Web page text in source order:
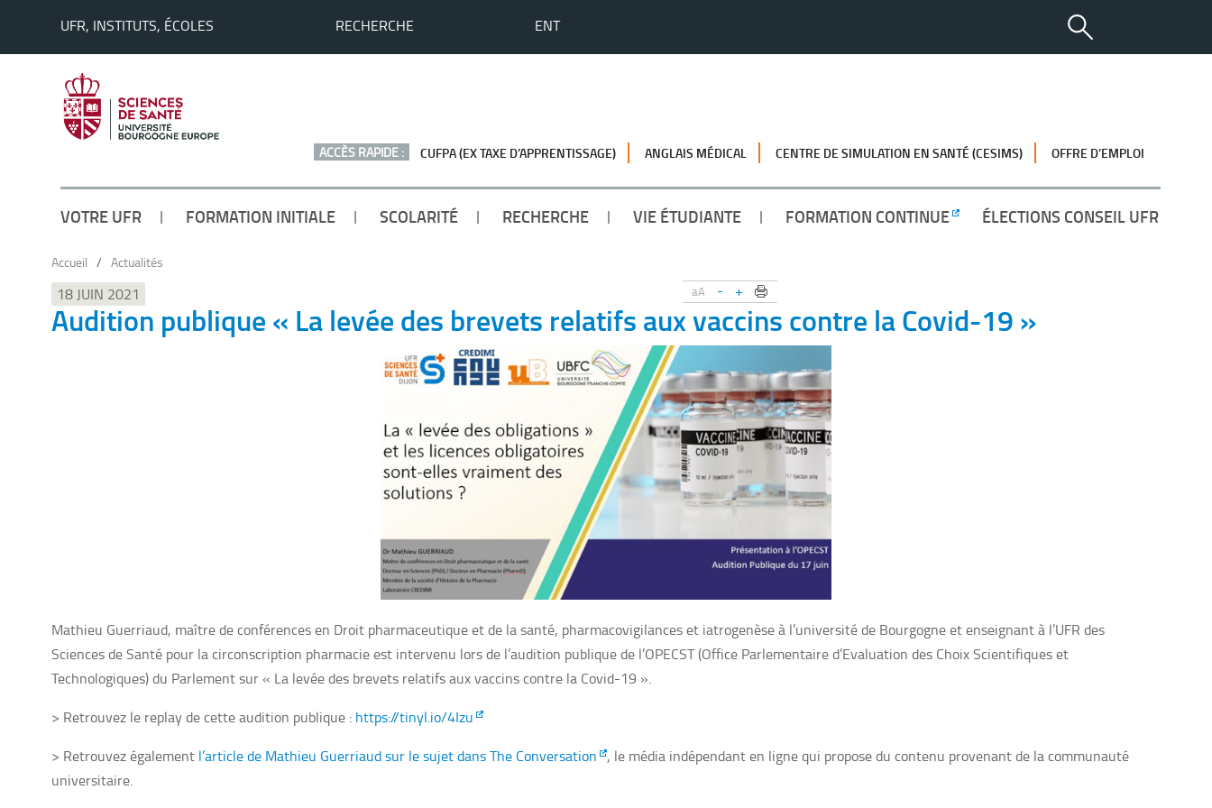
UFR, INSTITUTS, ÉCOLES RECHERCHE ENT
ACCÈS RAPIDE : CUFPA (EX TAXE D’APPRENTISSAGE) ANGLAIS MÉDICAL CENTRE DE SIMULATION EN SANTÉ (CESIMS) OFFRE D’EMPLOI
VOTRE UFR FORMATION INITIALE SCOLARITÉ RECHERCHE VIE ÉTUDIANTE FORMATION CONTINUE ÉLECTIONS CONSEIL UFR
Accueil / Actualités
aA - +
18 JUIN 2021
Audition publique « La levée des brevets relatifs aux vaccins contre la Covid-19 »
Mathieu Guerriaud, maître de conférences en Droit pharmaceutique et de la santé, pharmacovigilances et iatrogenèse à l’université de Bourgogne et enseignant à l’UFR des
Sciences de Santé pour la circonscription pharmacieest intervenu lors de l’audition publique de l’OPECST (Office Parlementaire d’Evaluation des Choix Scientifiques et
Technologiques) du Parlement sur « La levée des brevets relatifs aux vaccins contre la Covid-19 ».
> Retrouvez le replay de cette audition publique : https://tinyl.io/4Izu
> Retrouvez également l’article de Mathieu Guerriaud sur le sujet dans The Conversation , le média indépendant en ligne qui propose du contenu provenant de la communauté
universitaire.